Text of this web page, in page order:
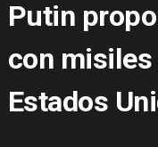
Putin
con misiles
Estados